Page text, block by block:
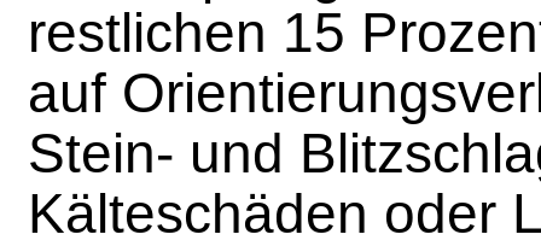
restlichen 15
auf
Stein- und
Kälteschäden oder